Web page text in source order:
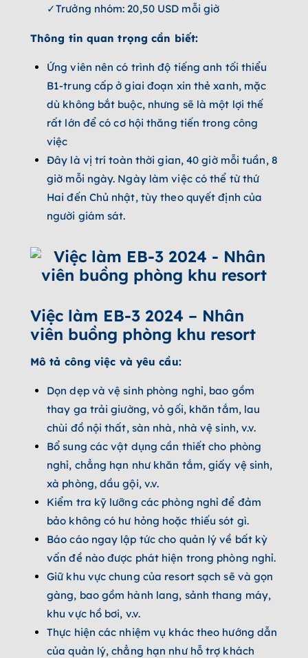
✓Trưởng nhóm: 20,50 USD mỗi giờ
Thông tin quan trọng cần biết:
Ứng viên nên có trình độ tiếng anh tối thiểu
B1-trung cấp ở giai đoạn xin thẻ xanh, mặc
dù không bắt buộc, nhưng sẽ là một lợi thế
rất lớn để có cơ hội thăng tiến trong công
việc
Đây là vị trí toàn thời gian, 40 giờ mỗi tuần, 8
giờ mỗi ngày. Ngày làm việc có thể từ thứ
Hai đến Chủ nhật, tùy theo quyết định của
người giám sát.
Việc làm EB-3 2024 – Nhân
viên buồng phòng khu resort
Mô tả công việc và yêu cầu:
Dọn dẹp và vệ sinh phòng nghỉ, bao gồm
thay ga trải giường, vỏ gối, khăn tắm, lau
chùi đồ nội thất, sàn nhà, nhà vệ sinh, v.v.
Bổ sung các vật dụng cần thiết cho phòng
nghỉ, chẳng hạn như khăn tắm, giấy vệ sinh,
xà phòng, dầu gội, v.v.
Kiểm tra kỹ lưỡng các phòng nghỉ để đảm
bảo không có hư hỏng hoặc thiếu sót gì.
Báo cáo ngay lập tức cho quản lý về bất kỳ
vấn đề nào được phát hiện trong phòng nghỉ.
Giữ khu vực chung của resort sạch sẽ và gọn
gàng, bao gồm hành lang, sảnh thang máy,
khu vực hồ bơi, v.v.
Thực hiện các nhiệm vụ khác theo hướng dẫn
của quản lý, chẳng hạn như hỗ trợ khách